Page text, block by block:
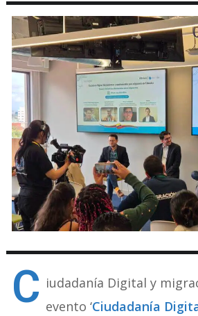
C iudadanía Digital y
evento ‘Ciudadanía